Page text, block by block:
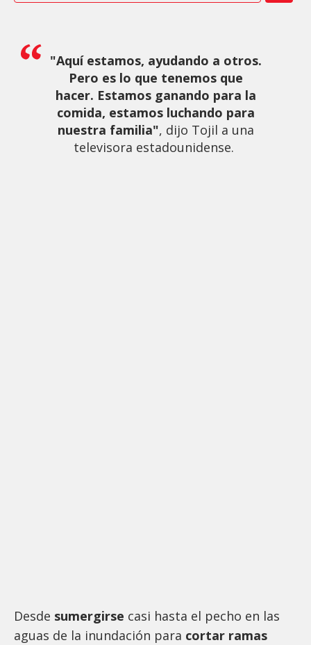
"Aquí estamos, ayudando a otros.
Pero es lo que tenemos que
hacer. Estamos ganando para la
comida, estamos luchando para
nuestra familia", dijo Tojil a una
televisora estadounidense.
Desde sumergirse casi hasta el pecho en las
aguas de la inundación para cortar ramas